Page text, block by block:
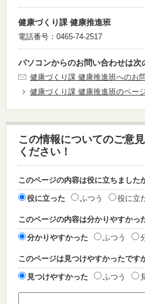
健康づくり課 健康推進班
電話番号：0465-74-2517
パソコンからのお問い合わせは次
健康づくり課 健康推進班へのお
健康づくり課 健康推進班のペー
この情報についてのご意
ください！
このページの内容は役に立ちました
役に立った ふつう 役に立
このページの内容は分かりやすかっ
分かりやすかった ふつう
このページは見つけやすかったです
見つけやすかった ふつう